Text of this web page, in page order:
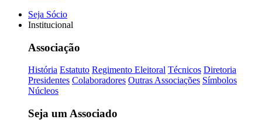
Seja Sócio
Institucional
Associação
História Estatuto Regimento Eleitoral Técnicos Diretoria
Presidentes Colaboradores Outras Associações Símbolos
Núcleos
Seja um Associado